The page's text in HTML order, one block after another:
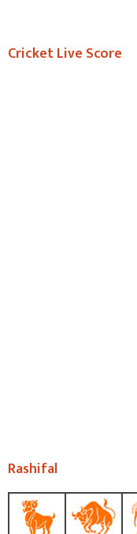
Cricket Live Score
Rashifal